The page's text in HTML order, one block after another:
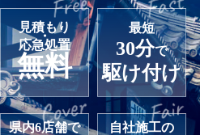
見積もり
・
応急処置
無料
最短
30分で
駆け付け
県内6店舗で 自社施工の